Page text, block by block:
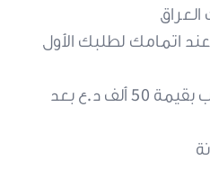
اتمامك لطلبك الأول
توصيل مجاني عند الطلب بقيمة 50 ألف د.ع بعد